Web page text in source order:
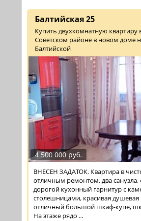
Балтийская 25
Купить двухкомнатную квартиру
Советском районе в новом доме
Балтийской
4 500 000 руб.
ВНЕСЕН ЗАДАТОК. Квартира в
отличным ремонтом, два санузла,
дорогой кухонный гарнитур с
столешницами, красивая душевая
отличный большой шкаф-купе,
На этаже рядо ...